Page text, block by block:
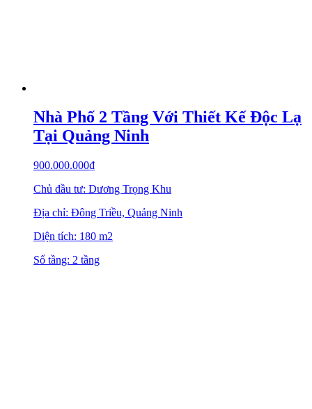
Nhà Phố 2 Tầng Với Thiết Kế Độc Lạ
Tại Quảng Ninh
900.000.000₫
Chủ đầu tư: Dương Trọng Khu
Địa chỉ: Đông Triều, Quảng Ninh
Diện tích: 180 m2
Số tầng: 2 tầng